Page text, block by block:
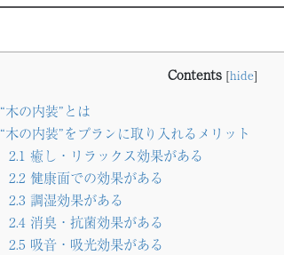
Contents [hide]
“木の内装”とは
“木の内装”をプランに取り入れるメリット
2.1 癒し・リラックス効果がある
2.2 健康面での効果がある
2.3 調湿効果がある
2.4消臭・抗菌効果がある
2.5 吸音・吸光効果がある